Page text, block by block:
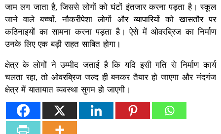
जाम लग जाता है, जिससे लोगों को घंटों इंतजार करना पड़ता है। स्कूल
जाने वाले बच्चों, नौकरीपेशा लोगों और व्यापारियों को खासतौर पर
कठिनाइयों का सामना करना पड़ता है। ऐसे में ओवरब्रिज का निर्माण
उनके लिए एक बड़ी राहत साबित होगा।
क्षेत्र के लोगों ने उम्मीद जताई है कि यदि इसी गति से निर्माण कार्य
चलता रहा, तो ओवरब्रिज जल्द ही बनकर तैयार हो जाएगा और नंदगंज
क्षेत्र में यातायात व्यवस्था सुगम हो जाएगी।